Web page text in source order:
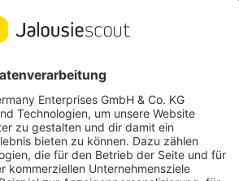
Vertrag widerrufen